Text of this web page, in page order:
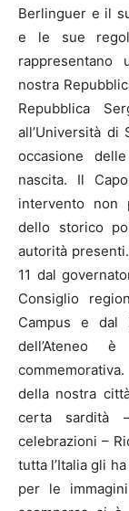
Berlinguer e il
e le sue
nostra
Repubblica
all’Università
occasione
nascita. Il
intervento non
dello storico
autorità
11 dal
Consiglio
Campus e dal
dell’Ateneo
della nostra
certa sardità
celebrazioni –
tutta l’Italia gli
per le